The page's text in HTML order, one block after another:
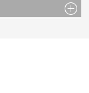
用を行うことは固く禁じて
された見解・感想です。
ださい。
ンツや広告の表示、ソー